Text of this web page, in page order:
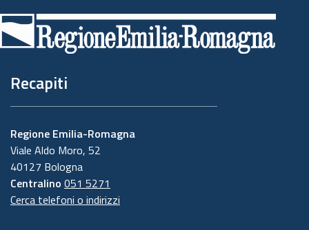
di
pagina
Recapiti
Regione Emilia-Romagna
Viale Aldo Moro, 52
40127 Bologna
Centralino 051 5271
Cerca telefoni o indirizzi